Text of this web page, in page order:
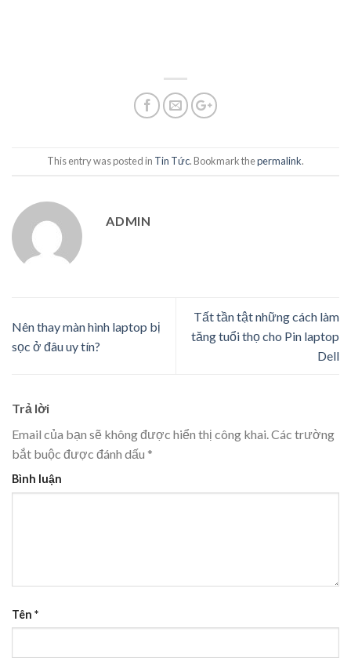
This entry was posted in Tin Tức. Bookmark thepermalink.
ADMIN
Nên thay màn hình laptop bị
sọc ở đâu uy tín?
Tất tần tật những cách làm
tăng tuổi thọ cho Pin laptop
Dell
Trả lời
Email của bạn sẽ không được hiển thị công khai.Các trường
bắt buộc được đánh dấu *
Bình luận
Tên *